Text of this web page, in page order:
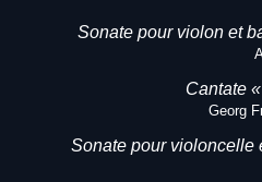
Sonate pour violon et
Cantate
Georg
Sonate pour violoncelle